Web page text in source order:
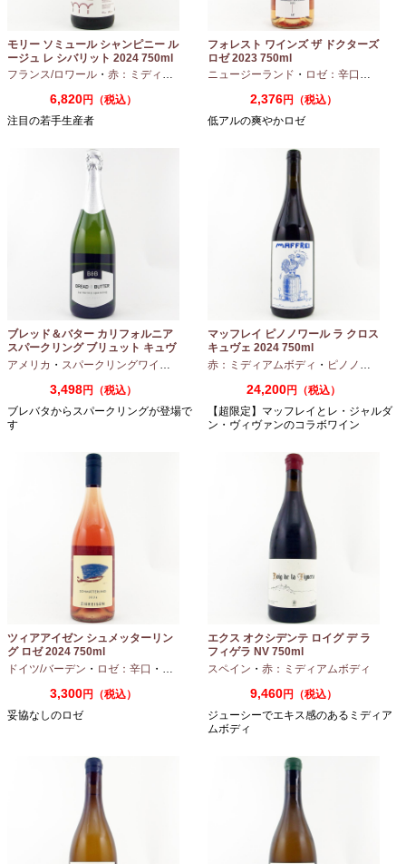
モリー ソミュール シャンピニー ル
ージュ レ シバリット 2024 750ml
フランス/ロワール ・ 赤：ミディアムボディ ・カベルネフラン
6,820円（税込）
注目の若手生産者
フォレスト ワインズ ザ ドクターズ
ロゼ 2023 750ml
ニュージーランド ・ ロゼ：辛口 ・
2,376円（税込）
低アルの爽やかロゼ
ブレッド＆バター カリフォルニア
スパークリング ブリュット キュヴ
ェ NV 750ml
アメリカ ・ スパークリングワイン シャルドネ
3,498円（税込）
ブレバタからスパークリングが登場で
す
マッフレイ ピノノワール ラ クロス
キュヴェ 2024 750ml
赤：ミディアムボディ ・ ピノノワール
24,200円（税込）
【超限定】マッフレイとレ・ジャルダ
ン・ヴィヴァンのコラボワイン
ツィアアイゼン シュメッターリン
グ ロゼ 2024 750ml
ドイツ/バーデン ・ ロゼ：辛口 ・ ピノノワール
3,300円（税込）
妥協なしのロゼ
エクス オクシデンテ ロイグ デ ラ
フィゲラ NV 750ml
（2022/2023）
スペイン ・ 赤：ミディアムボディ
9,460円（税込）
ジューシーでエキス感のあるミディア
ムボディ